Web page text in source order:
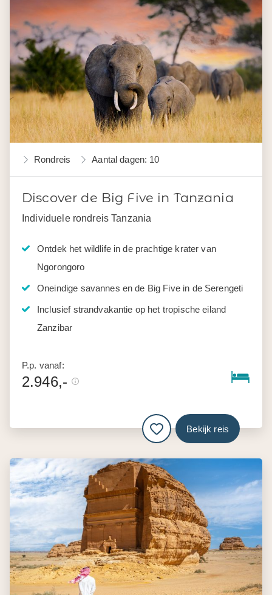
Rondreis Aantal dagen: 10
Discover de Big Five in Tanzania
Individuele rondreis Tanzania
Ontdek het wildlife in de prachtige krater van
Ngorongoro
Oneindige savannes en de Big Five in de Serengeti
Inclusief strandvakantie op het tropische eiland
Zanzibar
P.p. vanaf:
2.946,-
Bekijk reis